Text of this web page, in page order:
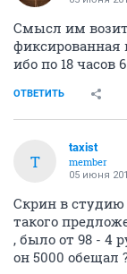
Смысл им
фиксированная
ибо по 18
ОТВЕТИТЬ
T
taxist
member
05 июня
Скрин в
такого
, было от 98 - 4
он 5000 обещал